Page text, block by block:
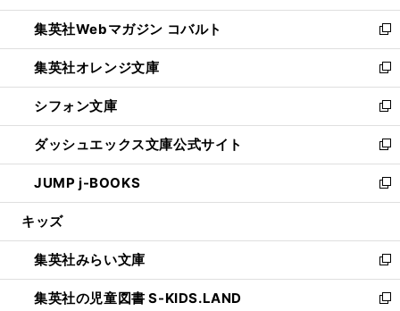
開
く
ウ
で
開
く
ン
ド
ウ
で
開
く
ウ
ィ
ン
ド
ウ
で
開
く
集英社Webマガジン コバルト
新
し
い
ウ
ィ
ン
ド
ウ
で
開
集英社オレンジ文庫
新
し
い
ウ
ィ
ン
ド
ウ
開
く
シフォン文庫
新
し
い
ウ
ィ
ン
ウ
で
開
く
ダッシュエックス文庫公式サイト
新
し
い
ウ
ン
ド
ウ
で
JUMP j-BOOKS
新
し
ウ
ィ
ン
ド
キッズ
集英社みらい文庫
新
し
い
集英社の児童図書 S-KIDS.LAND
新